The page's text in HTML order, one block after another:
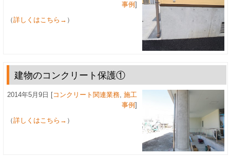
事例]
（詳しくはこちら→ ）
建物のコンクリート保護①
2014年5月9日 [コンクリート関連業務,施工
事例]
（詳しくはこちら→ ）